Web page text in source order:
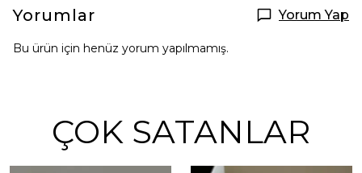
Yorumlar Yorum Yap
Bu ürün için henüz yorum yapılmamış.
ÇOK SATANLAR